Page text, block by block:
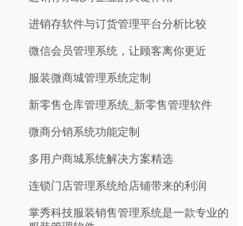
进销存软件与订货管理平台分析比较
微信会员管理系统，让顾客离你更近
服装微商城管理系统定制
新零售仓库管理系统_新零售管理软件
微商分销系统功能定制
多用户商城系统解决方案精选
连锁门店管理系统给店铺带来的利润
掌秀科技服装销售管理系统是一款专业的